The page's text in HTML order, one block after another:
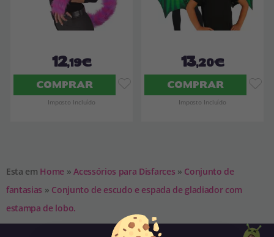
12,19€
COMPRAR
Imposto Incluído
13,20€
COMPRAR
Imposto Incluído
Esta em Home » Acessórios para Disfarces » Conjunto de
fantasias » Conjunto de escudo e espada de gladiador com
estampa de lobo.